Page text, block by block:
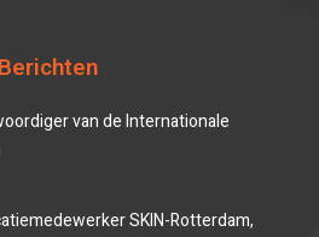
van de Internationale
SKIN-Rotterdam,